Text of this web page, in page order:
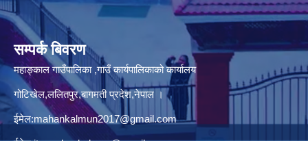
सम्पर्क बिवरण
महाङ्काल गाउँपालिका ,गाउँ कार्यपालिकाको कार्यालय
गोटिखेल,ललितपुर,बागमती प्रदेश,नेपाल ।
ईमेल:mahankalmun2017@gmail.com